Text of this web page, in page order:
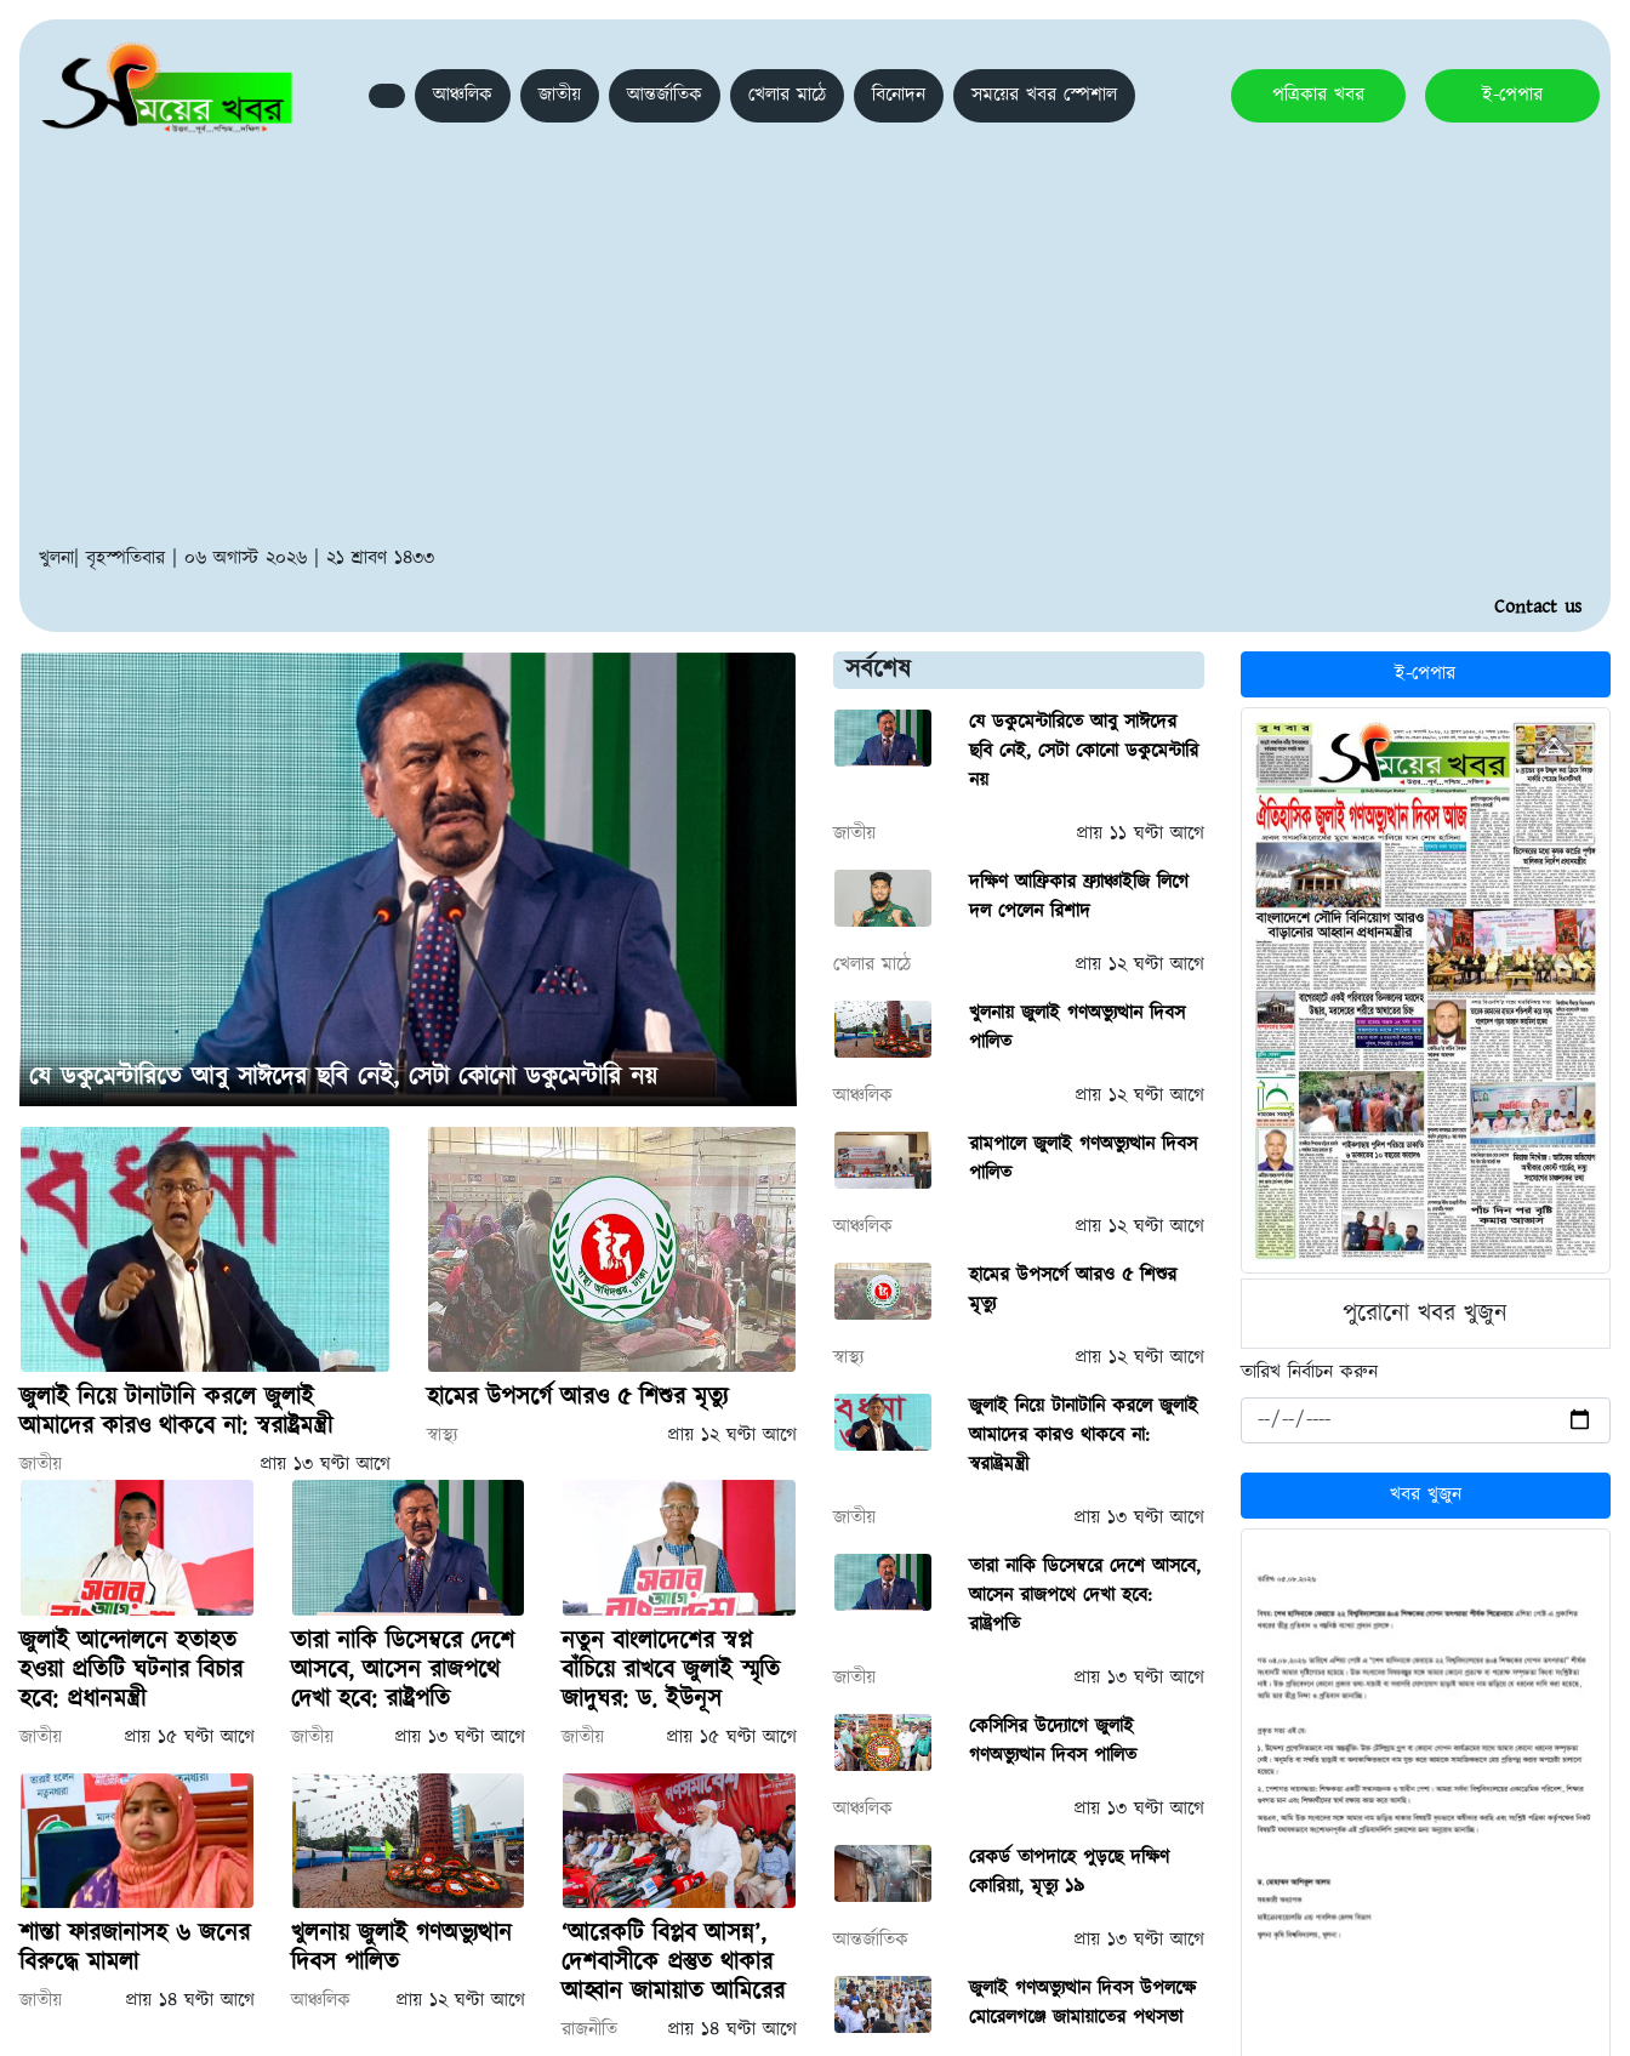
আঞ্চলিক জাতীয় আন্তর্জাতিক খেলার মাঠে বিনোদন সময়ের খবর স্পেশাল পত্রিকার খবর ই-পেপার
খুলনা| বৃহস্পতিবার | ০৬ অগাস্ট ২০২৬ | ২১ শ্রাবণ ১৪৩৩
Contact us
যে ডকুমেন্টারিতে আবু সাঈদের ছবি নেই, সেটা কোনো ডকুমেন্টারি নয়
জুলাই নিয়ে টানাটানি করলে জুলাই
আমাদের কারও থাকবে না: স্বরাষ্ট্রমন্ত্রী
জাতীয় প্রায় ১৩ ঘণ্টা আগে
হামের উপসর্গে আরও ৫ শিশুর মৃত্যু
স্বাস্থ্য প্রায় ১২ ঘণ্টা আগে
জুলাই আন্দোলনে হতাহত
হওয়া প্রতিটি ঘটনার বিচার
হবে: প্রধানমন্ত্রী
জাতীয় প্রায় ১৫ ঘণ্টা আগে
তারা নাকি ডিসেম্বরে দেশে
আসবে, আসেন রাজপথে
দেখা হবে: রাষ্ট্রপতি
জাতীয় প্রায় ১৩ ঘণ্টা আগে
নতুন বাংলাদেশের স্বপ্ন
বাঁচিয়ে রাখবে জুলাই স্মৃতি
জাদুঘর: ড. ইউনূস
জাতীয় প্রায় ১৫ ঘণ্টা আগে
শান্তা ফারজানাসহ ৬ জনের
বিরুদ্ধে মামলা
জাতীয় প্রায় ১৪ ঘণ্টা আগে
খুলনায় জুলাই গণঅভ্যুত্থান
দিবস পালিত
আঞ্চলিক প্রায় ১২ ঘণ্টা আগে
‘আরেকটি বিপ্লব আসন্ন’,
দেশবাসীকে প্রস্তুত থাকার
আহ্বান জামায়াত আমিরের
রাজনীতি প্রায় ১৪ ঘণ্টা আগে
সর্বশেষ
যে ডকুমেন্টারিতে আবু সাঈদের
ছবি নেই, সেটা কোনো ডকুমেন্টারি
নয়
জাতীয়
প্রায় ১১ ঘণ্টা আগে
দক্ষিণ আফ্রিকার ফ্র্যাঞ্চাইজি লিগে
দল পেলেন রিশাদ
খেলার মাঠে
প্রায় ১২ ঘণ্টা আগে
খুলনায় জুলাই গণঅভ্যুত্থান দিবস
পালিত
আঞ্চলিক
প্রায় ১২ ঘণ্টা আগে
রামপালে জুলাই গণঅভ্যুত্থান দিবস
পালিত
আঞ্চলিক
প্রায় ১২ ঘণ্টা আগে
হামের উপসর্গে আরও ৫ শিশুর
মৃত্যু
স্বাস্থ্য
প্রায় ১২ ঘণ্টা আগে
জুলাই নিয়ে টানাটানি করলে জুলাই
আমাদের কারও থাকবে না:
স্বরাষ্ট্রমন্ত্রী
জাতীয়
প্রায় ১৩ ঘণ্টা আগে
তারা নাকি ডিসেম্বরে দেশে আসবে,
আসেন রাজপথে দেখা হবে:
রাষ্ট্রপতি
জাতীয়
প্রায় ১৩ ঘণ্টা আগে
কেসিসির উদ্যোগে জুলাই
গণঅভ্যুত্থান দিবস পালিত
আঞ্চলিক
প্রায় ১৩ ঘণ্টা আগে
রেকর্ড তাপদাহে পুড়ছে দক্ষিণ
কোরিয়া, মৃত্যু ১৯
আন্তর্জাতিক
প্রায় ১৩ ঘণ্টা আগে
জুলাই গণঅভ্যুত্থান দিবস উপলক্ষে
মোরেলগঞ্জে জামায়াতের পথসভা
ই-পেপার
পুরোনো খবর খুজুন
তারিখ নির্বাচন করুন
খবর খুজুন